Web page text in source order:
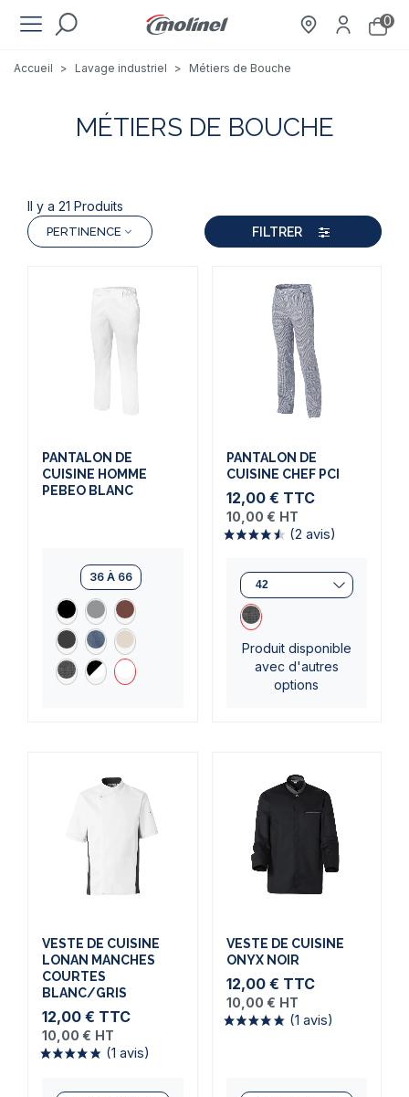
0
Accueil > Lavage industriel > Métiers de Bouche
MÉTIERS DE BOUCHE
Il y a 21 Produits
PERTINENCE FILTRER
PANTALON DE
CUISINE HOMME
PEBEO BLANC
36 À 66
PANTALON DE
CUISINE CHEF PCI
12,00 € TTC
(2 avis)
10,00 € HT
Produit disponible
avec d'autres
options
VESTE DE CUISINE
LONAN MANCHES
COURTES
BLANC/GRIS
12,00 € TTC
10,00 € HT
VESTE DE CUISINE
ONYX NOIR
12,00 € TTC
10,00 € HT